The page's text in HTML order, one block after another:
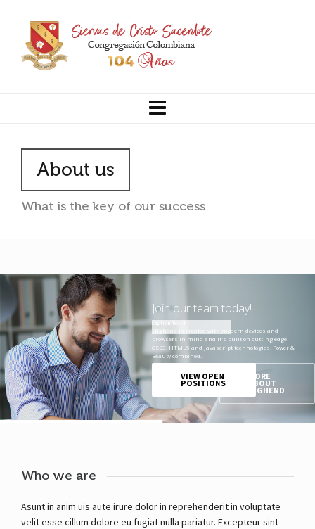
About us
What is the key of our success
Join our team today!
Highe nd t t odern devices and
browsers in mind and it's built on cutting edge
CSS3 HTML5 and Javascript technologies Power &
Beauty combined
VIEW OPEN
POSITIONS
MORE
ABOUT
HIGHEND
Who we are
Asunt in anim uis aute irure dolor in reprehenderit in voluptate
velit esse cillum dolore eu fugiat nulla pariatur. Excepteur sint